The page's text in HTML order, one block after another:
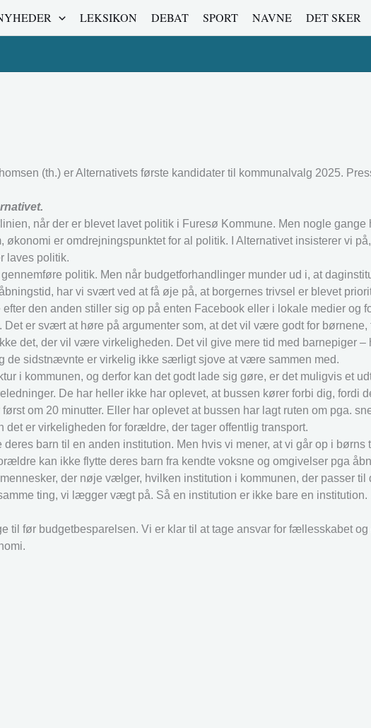
LEKSIKON DEBAT SPORT NAVNE DET SKER
(th.) er Alternativets første kandidater til kommunalvalg 2025.
når der er blevet lavet politik i Furesø Kommune. Men nogle
er omdrejningspunktet for al politik. I Alternativet insisterer vi
laves politik.
politik. Men når budgetforhandlinger munder ud i, at
har vi svært ved at få øje på, at borgernes trivsel er blevet
den anden stiller sig op på enten Facebook eller i lokale medier og
er svært at høre på argumenter som, at det vil være godt for børnene,
det, der vil være virkeligheden. Det vil give mere tid med barnepiger
de sidstnævnte er virkelig ikke særligt sjove at være sammen med.
i kommunen, og derfor kan det godt lade sig gøre, er det muligvis et
De har heller ikke har oplevet, at bussen kører forbi dig, fordi
om 20 minutter. Eller har oplevet at bussen har lagt ruten om pga.
er virkeligheden for forældre, der tager offentlig transport.
barn til en anden institution. Men hvis vi mener, at vi går op i børns
kan ikke flytte deres barn fra kendte voksne og omgivelser pga
der nøje vælger, hvilken institution i kommunen, der passer til
ting, vi lægger vægt på. Så en institution er ikke bare en institution.
til før budgetbesparelsen. Vi er klar til at tage ansvar for fællesskabet